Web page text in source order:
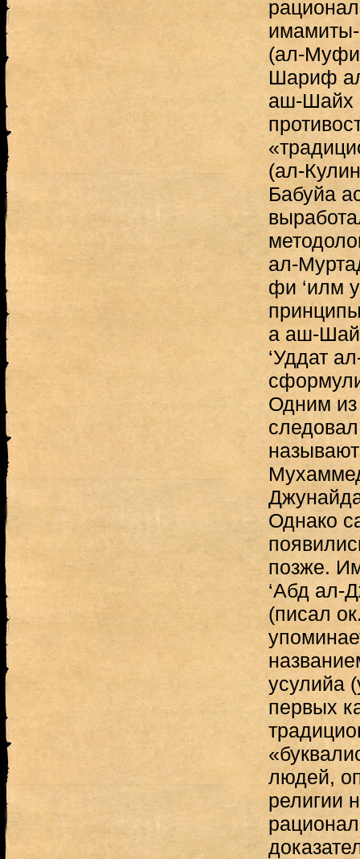
(ал-
Шариф
аш-Шайх
(ал-
Бабуйа
ал-
фи ‘илм
а аш-
‘Уддат
Одним из
Однако
позже.
‘Абд ал-
(писал
усулийа
первых
людей,
религии